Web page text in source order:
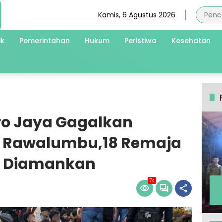
Kamis, 6 Agustus 2026
Pemerintahan Hukum Peristiwa Kesehatan
Jaya Gagalkan
Remaja
74